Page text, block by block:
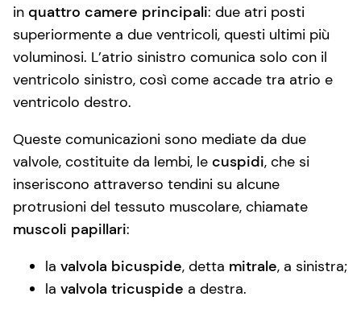
in quattro camere principali: due atri posti
superiormente a due ventricoli, questi ultimi più
voluminosi. L’atrio sinistro comunica solo con il
ventricolo sinistro, così come accade tra atrio e
ventricolo destro.
Queste comunicazioni sono mediate da due
valvole, costituite da lembi, le cuspidi, che si
inseriscono attraverso tendini su alcune
protrusioni del tessuto muscolare, chiamate
muscoli papillari:
la valvola bicuspide, detta mitrale, a sinistra;
la valvola tricuspide a destra.